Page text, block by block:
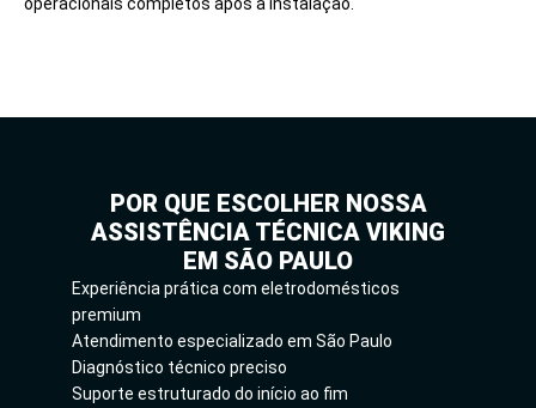
POR QUE ESCOLHER NOSSA
ASSISTÊNCIA TÉCNICA VIKING
EM SÃO PAULO
Experiência prática com eletrodomésticos
premium
Atendimento especializado em São Paulo
Diagnóstico técnico preciso
Suporte estruturado do início ao fim